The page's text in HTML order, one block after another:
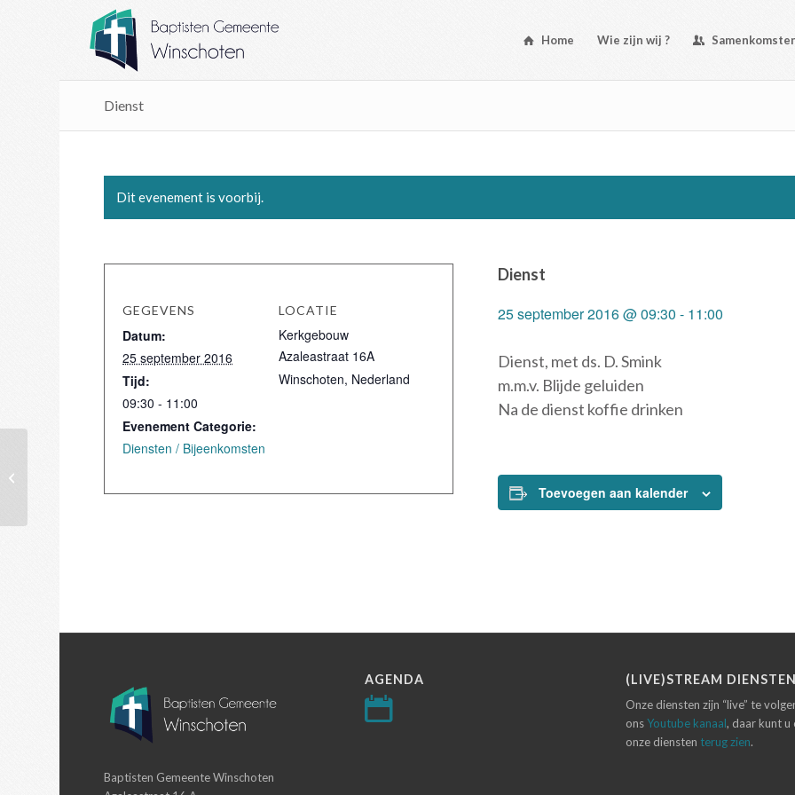
Home Wie zijn wij ?
Dienst
Dit evenement is voorbij.
Dienst
25 september 2016 @ 09:30 - 11:00
Dienst, met ds. D. Smink
m.m.v. Blijde geluiden
Na de dienst koffie drinken
Toevoegen aan kalender
GEGEVENS
Datum:
25 september 2016
Tijd:
09:30 - 11:00
Evenement Categorie:
Diensten / Bijeenkomsten
LOCATIE
Kerkgebouw
Azaleastraat 16A
Winschoten, Nederland
Baptisten Gemeente Winschoten
AGENDA (LIVE)STREAM DIENSTEN
Onze diensten zijn “live” te
onsYoutube kanaal, daar kunt u
onze diensten terug zien.